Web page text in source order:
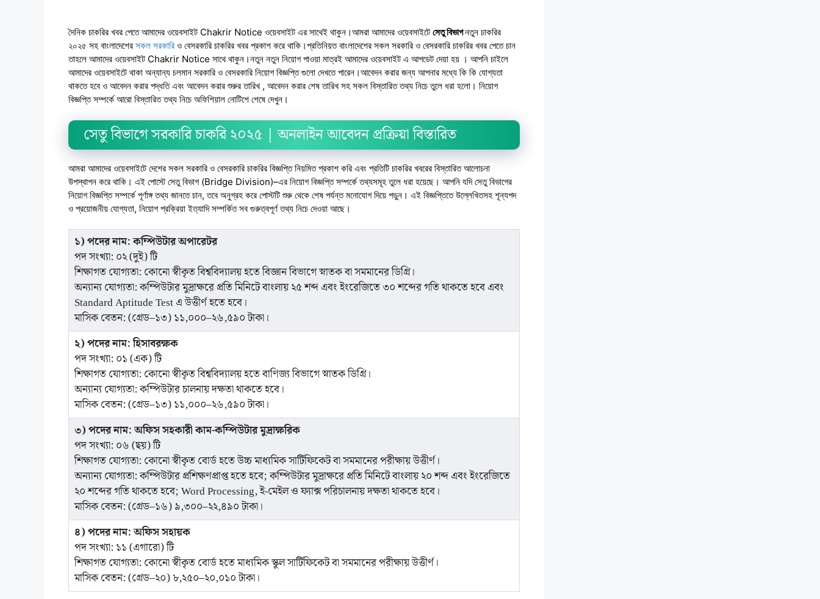
দৈনিক চাকরির খবর পেতে আমাদের ওয়েবসাইট Chakrir Notice ওয়েবসাইট এর সাথেই থাকুন।আমরা আমাদের ওয়েবসাইটে সেতু বিভাগনতুন চাকরির
২০২৫ সহ বাংলাদেশের সকল সরকারি ও বেসরকারি চাকরির খবর প্রকাশ করে থাকি।প্রতিনিয়ত বাংলাদেশের সকল সরকারি ও বেসরকারি চাকরির খবর পেতে চান
তাহলে আমাদের ওয়েবসাইট Chakrir Notice সাথে থাকুন।নতুন নতুন নিয়োগ পাওয়া মাত্রই আমাদের ওয়েবসাইট এ আপডেট দেয়া হয় । আপনি চাইলে
আমাদের ওয়েবসাইটে থাকা অন্যান্য চলমান সরকারি ও বেসরকারি নিয়োগ বিজ্ঞপ্তি গুলো দেখতে পারেন।আবেদন করার জন্য আপনার মধ্যে কি কি যোগ্যতা
থাকতে হবে ও আবেদন করার পদ্ধতি এবং আবেদন করার শুরুর তারিখ , আবেদন করার শেষ তারিখ সহ সকল বিস্তারিত তথ্য নিচে তুলে ধরা হলো। নিয়োগ
বিজ্ঞপ্তি সম্পর্কে আরো বিস্তারিত তথ্য নিচে অফিশিয়াল নোটিশে শেষে দেখুন।
সেতু বিভাগে সরকারি চাকরি ২০২৫ | অনলাইন আবেদন প্রক্রিয়া বিস্তারিত
আমরা আমাদের ওয়েবসাইটে দেশের সকল সরকারি ও বেসরকারি চাকরির বিজ্ঞপ্তি নিয়মিত প্রকাশ করি এবং প্রতিটি চাকরির খবরের বিস্তারিত আলোচনা
উপস্থাপন করে থাকি। এই পোস্টে সেতু বিভাগ (Bridge Division)–এর নিয়োগ বিজ্ঞপ্তি সম্পর্কে তথ্যসমূহ তুলে ধরা হয়েছে। আপনি যদি সেতু বিভাগের
নিয়োগ বিজ্ঞপ্তি সম্পর্কে পূর্ণাঙ্গ তথ্য জানতে চান, তবে অনুগ্রহ করে পোস্টটি শুরু থেকে শেষ পর্যন্ত মনোযোগ দিয়ে পড়ুন। এই বিজ্ঞপ্তিতে উল্লেখিতসহ শূন্যপদ
ও প্রয়োজনীয় যোগ্যতা, নিয়োগ প্রক্রিয়া ইত্যাদি সম্পর্কিত সব গুরুত্বপূর্ণ তথ্য নিচে দেওয়া আছে।
১) পদের নাম: কম্পিউটার অপারেটর
পদ সংখ্যা: ০২ (দুই) টি
শিক্ষাগত যোগ্যতা: কোনো স্বীকৃত বিশ্ববিদ্যালয় হতে বিজ্ঞান বিভাগে স্নাতক বা সমমানের ডিগ্রি।
অন্যান্য যোগ্যতা: কম্পিউটার মুদ্রাক্ষরে প্রতি মিনিটে বাংলায় ২৫ শব্দ এবং ইংরেজিতে ৩০ শব্দের গতি থাকতে হবে এবং
Standard Aptitude Test এ উত্তীর্ণ হতে হবে।
মাসিক বেতন: (গ্রেড–১৩) ১১,০০০–২৬,৫৯০ টাকা।
২) পদের নাম: হিসাবরক্ষক
পদ সংখ্যা: ০১ (এক) টি
শিক্ষাগত যোগ্যতা: কোনো স্বীকৃত বিশ্ববিদ্যালয় হতে বাণিজ্য বিভাগে স্নাতক ডিগ্রি।
অন্যান্য যোগ্যতা: কম্পিউটার চালনায় দক্ষতা থাকতে হবে।
মাসিক বেতন: (গ্রেড–১৩) ১১,০০০–২৬,৫৯০ টাকা।
৩) পদের নাম: অফিস সহকারী কাম-কম্পিউটার মুদ্রাক্ষরিক
পদ সংখ্যা: ০৬ (ছয়) টি
শিক্ষাগত যোগ্যতা: কোনো স্বীকৃত বোর্ড হতে উচ্চ মাধ্যমিক সার্টিফিকেট বা সমমানের পরীক্ষায় উত্তীর্ণ।
অন্যান্য যোগ্যতা: কম্পিউটার প্রশিক্ষণপ্রাপ্ত হতে হবে; কম্পিউটার মুদ্রাক্ষরে প্রতি মিনিটে বাংলায় ২০ শব্দ এবং ইংরেজিতে
২০ শব্দের গতি থাকতে হবে; Word Processing, ই-মেইল ও ফ্যাক্স পরিচালনায় দক্ষতা থাকতে হবে।
মাসিক বেতন: (গ্রেড–১৬) ৯,৩০০–২২,৪৯০ টাকা।
৪) পদের নাম: অফিস সহায়ক
পদ সংখ্যা: ১১ (এগারো) টি
শিক্ষাগত যোগ্যতা: কোনো স্বীকৃত বোর্ড হতে মাধ্যমিক স্কুল সার্টিফিকেট বা সমমানের পরীক্ষায় উত্তীর্ণ।
মাসিক বেতন: (গ্রেড–২০) ৮,২৫০–২০,০১০ টাকা।